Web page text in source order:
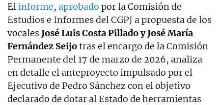
Elinforme, aprobado por la Comisión de
Estudios e Informes del CGPJ a propuesta de los
vocales José Luis Costa Pillado y José María
Fernández Seijotras el encargo de la Comisión
Permanente del 17 de marzo de 2026, analiza
en detalle el anteproyecto impulsado por el
Ejecutivo de Pedro Sánchez con el objetivo
declarado de dotar al Estado de herramientas